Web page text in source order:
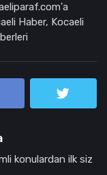
Haber, Kocaeli
konulardan ilk siz